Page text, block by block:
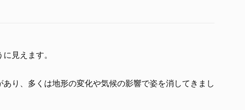
見えます。
り、多くは地形の変化や気候の影響で姿を消してきまし